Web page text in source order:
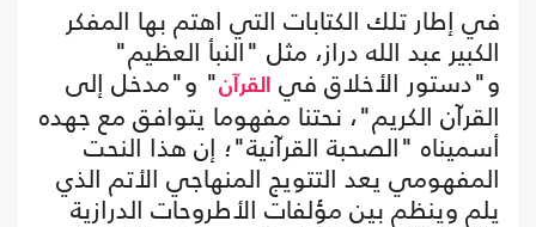
في إطار تلك الكتابات التي اهتم بها المفكر
الكبير عبد الله دراز، مثل "النبأ العظيم"
و"دستور الأخلاق في القرآن" و"مدخل إلى
القرآن الكريم"، نحتنا مفهوما يتوافق مع جهده
أسميناه "الصحبة القرآنية"؛ إن هذا النحت
المفهومي يعد التتويج المنهاجي الأتم الذي
يلم وينظم بين مؤلفات الأطروحات الدرازية